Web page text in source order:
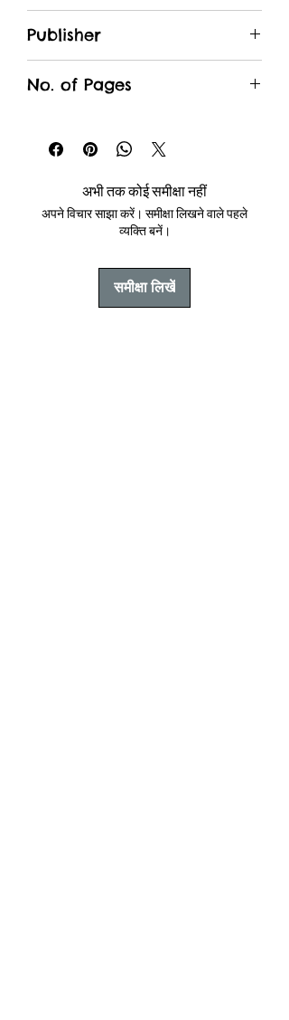
जीवन अनेक दिशाओं में विभक्त है, फिर भी उसका
व्यक्तित्व ता नहीं, टूटता नहीं, वह एक ऐसी इकाई के
मन की वास्तविक पीड़ा, सुख-दुःख और व्यक्तिगत
Publisher
No. of Pages
अभी तक कोई समीक्षा नहीं
अपने विचार साझा करें। समीक्षा लिखने वाले पहले
व्यक्ति बनें।
समीक्षा लिखें